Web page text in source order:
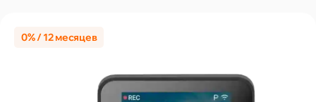
0% / 12 месяцев